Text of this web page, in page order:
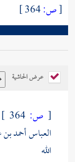
[ص:
عرض الحاشية
[ ص:
العباس أحمد بن
الله